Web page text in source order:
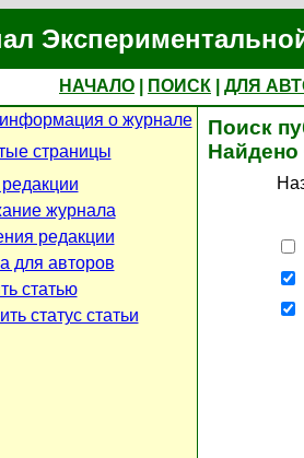
НАЧАЛО ПОИСК ДЛЯ
о журнале
страницы
журнала
редакции
для авторов
статью
статус статьи
Поиск
Найдено